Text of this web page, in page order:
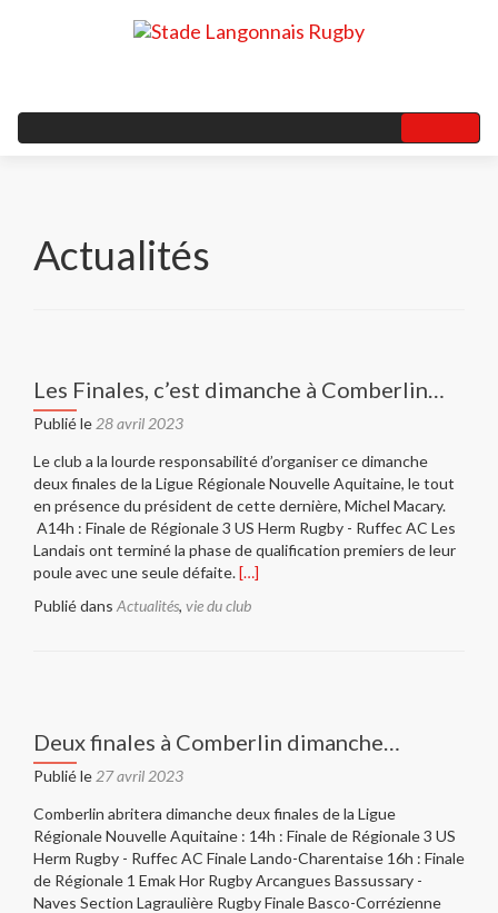
Actualités
Les Finales, c’est dimanche à Comberlin…
Publié le 28 avril 2023
Le club a la lourde responsabilité d’organiser ce dimanche
deux finales de la Ligue Régionale Nouvelle Aquitaine, le tout
en présence du président de cette dernière, Michel Macary.
A14h : Finale de Régionale 3 US Herm Rugby - Ruffec AC Les
Landais ont terminé la phase de qualification premiers de leur
poule avec une seule défaite.En
plus
Comberlin…
[…]
Publié dans Actualités, vie du club
Deux finales à Comberlin dimanche…
Publié le 27 avril 2023
Comberlin abritera dimanche deux finales de la Ligue
Régionale Nouvelle Aquitaine : 14h : Finale de Régionale 3 US
Herm Rugby - Ruffec AC Finale Lando-Charentaise 16h : Finale
de Régionale 1 Emak Hor Rugby Arcangues Bassussary -
Naves Section Lagraulière Rugby Finale Basco-Corrézienne
des
articles